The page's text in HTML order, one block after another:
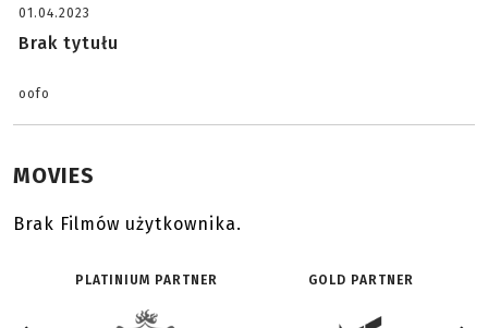
01.04.2023
Brak tytułu
oofo
MOVIES
Brak Filmów użytkownika.
PLATINIUM PARTNER GOLD PARTNER